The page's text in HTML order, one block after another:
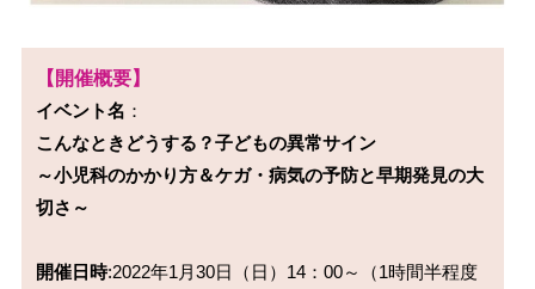
【開催概要】
イベント名
こんなときどうする？子どもの異常サイン
～小児科のかかり方＆ケガ・病気の予防と早期発見の大
切さ～
開催日時:2022年1月30日（日）14：00～（1時間半程度